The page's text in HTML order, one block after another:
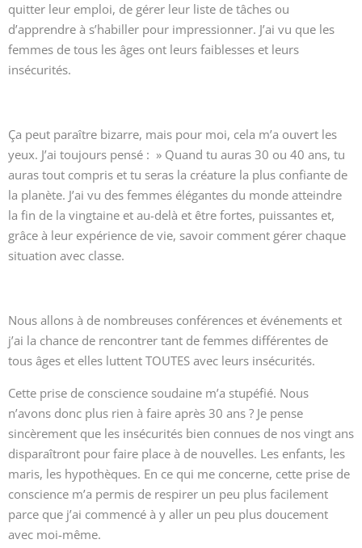
quitter leur emploi, de gérer leur liste de tâches ou
d’apprendre à s’habiller pour impressionner. J’ai vu que les
femmes de tous les âges ont leurs faiblesses et leurs
insécurités.
Ça peut paraître bizarre, mais pour moi, cela m’a ouvert les
yeux. J’ai toujours pensé : » Quand tu auras 30 ou 40 ans, tu
auras tout compris et tu seras la créature la plus confiante de
la planète. J’ai vu des femmes élégantes du monde atteindre
la fin de la vingtaine et au-delà et être fortes, puissantes et,
grâce à leur expérience de vie, savoir comment gérer chaque
situation avec classe.
Nous allons à de nombreuses conférences et événements et
j’ai la chance de rencontrer tant de femmes différentes de
tous âges et elles luttent TOUTES avec leurs insécurités.
Cette prise de conscience soudaine m’a stupéfié. Nous
n’avons donc plus rien à faire après 30 ans ? Je pense
sincèrement que les insécurités bien connues de nos vingt ans
disparaîtront pour faire place à de nouvelles. Les enfants, les
maris, les hypothèques. En ce qui me concerne, cette prise de
conscience m’a permis de respirer un peu plus facilement
parce que j’ai commencé à y aller un peu plus doucement
avec moi-même.